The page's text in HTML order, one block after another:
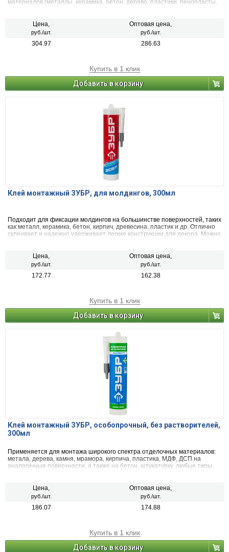
материалов (металлы, керамика, бетон, дерево, пластики, пенопласты,
Цена,
руб./шт.
Оптовая цена,
руб./шт.
304.97 286.63
Купить в 1 клик
Добавить в корзину
Клей монтажный ЗУБР, для молдингов, 300мл
Подходит для фиксации молдингов на большинстве поверхностей, таких
как металл, керамика, бетон, кирпич, древесина, пластик и др. Отлично
склеивает и надежно удерживает легкие конструкции для декора. Можно
Цена,
руб./шт.
Оптовая цена,
руб./шт.
172.77 162.38
Купить в 1 клик
Добавить в корзину
Клей монтажный ЗУБР, особопрочный, без растворителей,
300мл
Применяется для монтажа широкого спектра отделочных материалов:
метала, дерева, камня, мрамора, кирпича, пластика, МДФ, ДСП на
аналогичные поверхности, а также на бетон, штукатурку, любые типы
Цена,
руб./шт.
Оптовая цена,
руб./шт.
186.07 174.88
Купить в 1 клик
Добавить в корзину